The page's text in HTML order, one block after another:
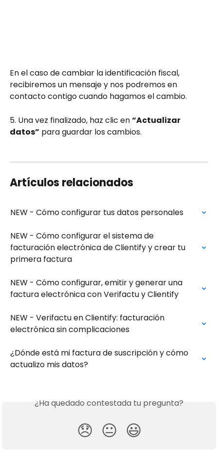
En el caso de cambiar la identificación fiscal,
recibiremos un mensaje y nos podremos en
contacto contigo cuando hagamos el cambio.
5. Una vez finalizado, haz clic en “Actualizar
datos” para guardar los cambios.
Artículos relacionados
NEW - Cómo configurar tus datos personales
NEW - Cómo configurar el sistema de
facturación electrónica de Clientify y crear tu
primera factura
NEW - Cómo configurar, emitir y generar una
factura electrónica con Verifactu y Clientify
NEW - Verifactu en Clientify: facturación
electrónica sin complicaciones
¿Dónde está mi factura de suscripción y cómo
actualizo mis datos?
¿Ha quedado contestada tu pregunta?
😞 😐 😃